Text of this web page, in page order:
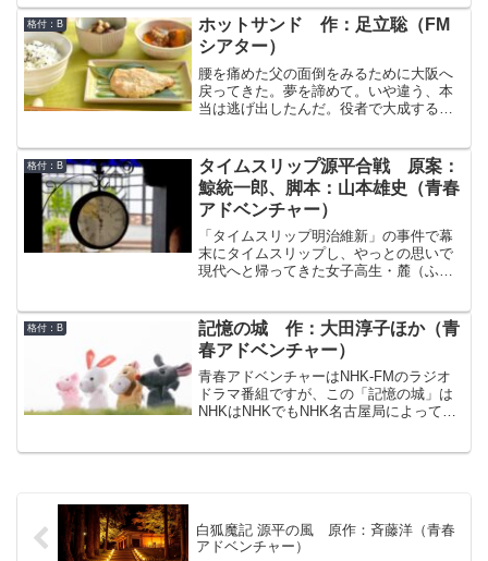
階にある喫茶店のバイトの由香里。この3
人が快刀乱麻に解決する…のか？
格付：B
ホットサンド 作：足立聡（FM
シアター）
腰を痛めた父の面倒をみるために大阪へ
戻ってきた。夢を諦めて。いや違う、本
当は逃げ出したんだ。役者で大成する見
はない。父がやっていた弁当屋の設備が
あったから、特別な技術がいらないか
ら、近くに病院があって出前の需要が見
込めるから。その程度の理由だ。そんな
ホットサンド屋に、ある日、高校生の少
女が飛び込んた。「私、ホットサンド大
好きなんです！いつかホットサンドに囲
まれて生活したいってずっと思ってまし
かせてもらえませんか？何でもやりま
す！バイト代とかいらないんで！」
格付：B
タイムスリップ源平合戦 原案：
鯨統一郎、脚本：山本雄史（青春
アドベンチャー）
「タイムスリップ明治維新」の事件で幕
末にタイムスリップし、やっとの思いで
現代へと帰ってきた女子高生・麓（ふも
が、デートで訪れた鎌倉の由比ヶ浜で携
帯カラオケを熱唱しているときに再び過
去へとタイムスリップしてしまう。今
回、目覚めた時代は平安末期、源平争乱
の時代。今度もやはり何者かの手によっ
て歴史が改変されており、源義経が挙兵
格付：B
記憶の城 作：大田淳子ほか（青
春アドベンチャー）
青春アドベンチャーはNHK-FMのラジオ
ドラマ番組ですが、この「記憶の城」は
NHKはNHKでもNHK名古屋局によって制
リーズ」（ネットにおける通称として名
古屋脚本家競作シリーズ）が放送されて
白狐魔記 源平の風 原作：斉藤洋（青春
アドベンチャー）